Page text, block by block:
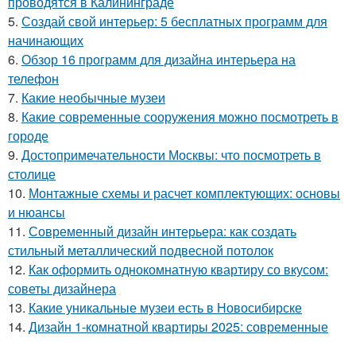
5. Создай свой интерьер: 5 бесплатных программ для
начинающих
6. Обзор 16 программ для дизайна интерьера на
телефон
7. Какие необычные музеи
8. Какие современные сооружения можно посмотреть в
городе
9. Достопримечательности Москвы: что посмотреть в
столице
10. Монтажные схемы и расчет комплектующих: основы
и нюансы
11. Современный дизайн интерьера: как создать
стильный металлический подвесной потолок
12. Как оформить однокомнатную квартиру со вкусом:
советы дизайнера
13. Какие уникальные музеи есть в Новосибирске
14. Дизайн 1-комнатной квартиры 2025: современные